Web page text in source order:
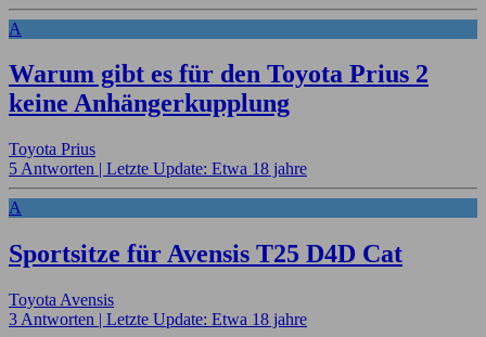
A
Warum gibt es für den Toyota Prius 2
keine Anhängerkupplung
Toyota Prius
5 Antworten | Letzte Update: Etwa 18 jahre
A
Sportsitze für Avensis T25 D4D Cat
Toyota Avensis
3 Antworten | Letzte Update: Etwa 18 jahre